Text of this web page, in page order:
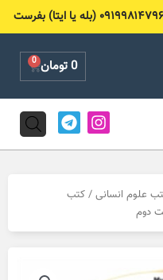
0تومان 0
Cart
I
n
s
g
a
T
e
l
r
m
علوم انسانی / کتب